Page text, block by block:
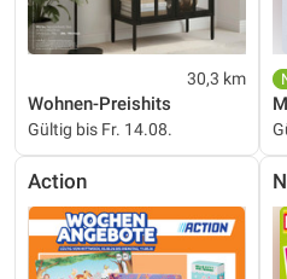
30,3 km
Wohnen-Preishits
Gültig bis Fr. 14.08.
Action